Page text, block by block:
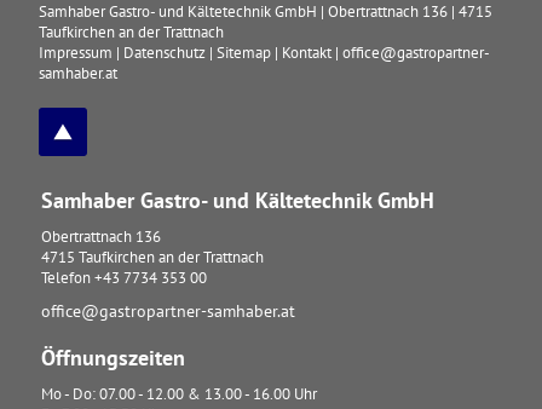
Samhaber Gastro- und Kältetechnik GmbH |Obertrattnach 136 |4715
Taufkirchen an der Trattnach
Impressum | Datenschutz |Sitemap | Kontakt |office@gastropartner-
samhaber.at
Samhaber Gastro- und Kältetechnik GmbH
Obertrattnach 136
4715 Taufkirchen an der Trattnach
Telefon +43 7734 353 00
office@gastropartner-samhaber.at
Öffnungszeiten
Mo - Do: 07.00 - 12.00 & 13.00 - 16.00 Uhr